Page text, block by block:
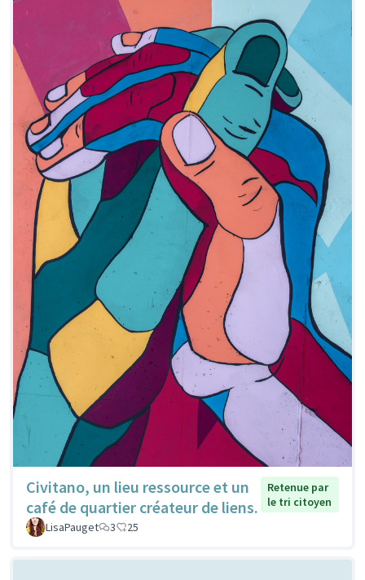
Civitano, un lieu ressource et un
café de quartier créateur de liens.
Retenue par
le tri citoyen
LisaPauget
3 25